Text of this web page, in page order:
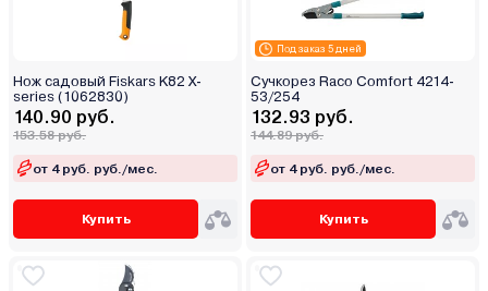
Нож садовый Fiskars K82 X-
series (1062830)
140.90 руб.
153.58 руб.
от 4 руб. руб./мес.
Купить
Под заказ 5 дней
Сучкорез Raco Comfort 4214-
53/254
132.93 руб.
144.89 руб.
от 4 руб. руб./мес.
Купить